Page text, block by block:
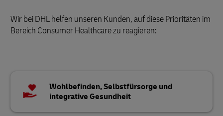
Wir bei DHL helfen unseren Kunden, auf diese Prioritäten im
Bereich Consumer Healthcare zu reagieren:
Wohlbefinden, Selbstfürsorge und
integrative Gesundheit